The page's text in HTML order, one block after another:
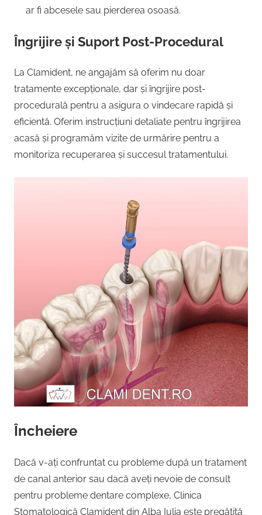
ar fi abcesele sau pierderea osoasă.
Îngrijire și Suport Post-Procedural
La Clamident, ne angajăm să oferim nu doar
tratamente excepționale, dar și îngrijire post-
procedurală pentru a asigura o vindecare rapidă și
eficientă. Oferim instrucțiuni detaliate pentru îngrijirea
acasă și programăm vizite de urmărire pentru a
monitoriza recuperarea și succesul tratamentului.
Încheiere
Dacă v-ați confruntat cu probleme după un tratament
de canal anterior sau dacă aveți nevoie de consult
pentru probleme dentare complexe, Clinica
Stomatologică Clamident din Alba Iulia este pregătită